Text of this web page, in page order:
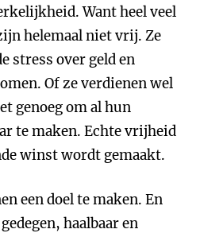
Want heel veel
helemaal niet vrij. Ze
stress over geld en
Of ze verdienen wel
genoeg om al hun
te maken. Echte vrijheid
winst wordt gemaakt.
een doel te maken. En
haalbaar en